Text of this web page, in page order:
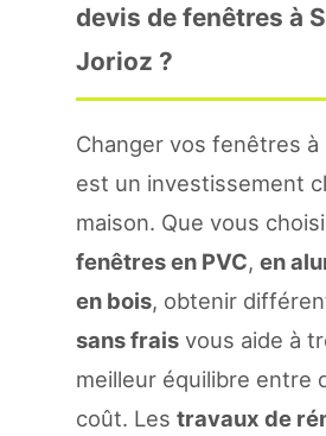
devis de fenêtres à
Jorioz ?
Changer vos fenêtres
est un investissement
maison. Que vous
fenêtres en PVC, en
en bois, obtenir
sans frais vous aide à
meilleur équilibre entre
coût. Les travaux de